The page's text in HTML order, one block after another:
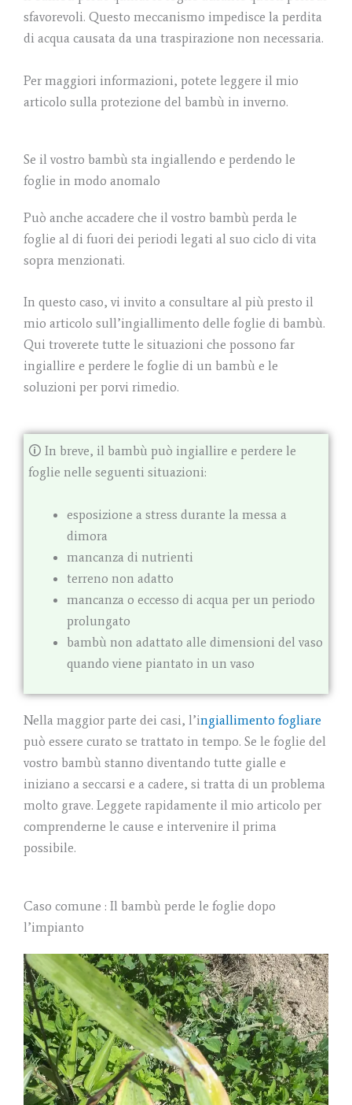
sfavorevoli. Questo meccanismo impedisce la perdita
di acqua causata da una traspirazione non necessaria.
Per maggiori informazioni, potete leggere il mio
articolo sulla protezione del bambù in inverno.
Se il vostro bambù sta ingiallendo e perdendo le
foglie in modo anomalo
Può anche accadere che il vostro bambù perda le
foglie al di fuori dei periodi legati al suo ciclo di vita
sopra menzionati.
In questo caso, vi invito a consultare al più presto il
mio articolo sull’ingiallimento delle foglie di bambù.
Qui troverete tutte le situazioni che possono far
ingiallire e perdere le foglie di un bambù e le
soluzioni per porvi rimedio.
🛈 In breve, il bambù può ingiallire e perdere le
foglie nelle seguenti situazioni:
esposizione a stress durante la messa a
dimora
mancanza di nutrienti
terreno non adatto
mancanza o eccesso di acqua per un periodo
prolungato
bambù non adattato alle dimensioni del vaso
quando viene piantato in un vaso
Nella maggior parte dei casi, l’ingiallimento fogliare
può essere curato se trattato in tempo. Se le foglie del
vostro bambù stanno diventando tutte gialle e
iniziano a seccarsi e a cadere, si tratta di un problema
molto grave. Leggete rapidamente il mio articolo per
comprenderne le cause e intervenire il prima
possibile.
Caso comune : Il bambù perde le foglie dopo
l’impianto